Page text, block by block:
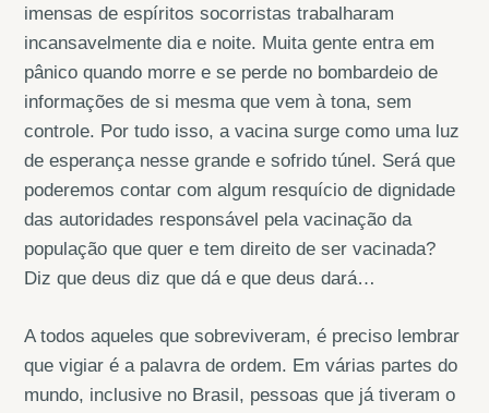
imensas de espíritos socorristas trabalharam
incansavelmente dia e noite. Muita gente entra em
pânico quando morre e se perde no bombardeio de
informações de si mesma que vem à tona, sem
controle. Por tudo isso, a vacina surge como uma luz
de esperança nesse grande e sofrido túnel. Será que
poderemos contar com algum resquício de dignidade
das autoridades responsável pela vacinação da
população que quer e tem direito de ser vacinada?
Diz que deus diz que dá e que deus dará…
A todos aqueles que sobreviveram, é preciso lembrar
que vigiar é a palavra de ordem. Em várias partes do
mundo, inclusive no Brasil, pessoas que já tiveram o